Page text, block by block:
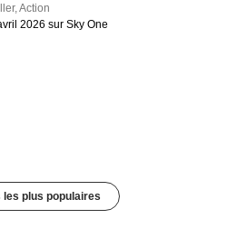
,Action
2026 sur Sky One
les plus populaires